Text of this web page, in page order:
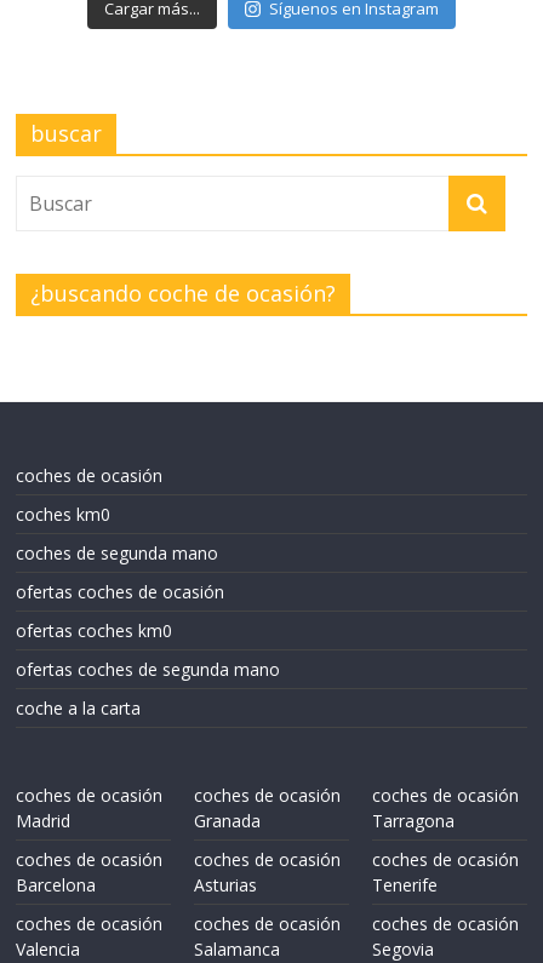
Cargar más... Síguenos en Instagram
buscar
¿buscando coche de ocasión?
coches de ocasión
coches km0
coches de segunda mano
ofertas coches de ocasión
ofertas coches km0
ofertas coches de segunda mano
coche a la carta
coches de ocasión
Madrid
coches de ocasión
Barcelona
coches de ocasión
Valencia
coches de ocasión
Granada
coches de ocasión
Asturias
coches de ocasión
Salamanca
coches de ocasión
Tarragona
coches de ocasión
Tenerife
coches de ocasión
Segovia